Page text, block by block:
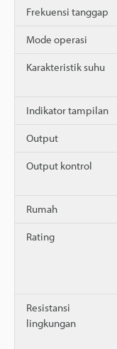
Frekuensi tanggap
Mode operasi
Karakteristik suhu
Indikator tampilan
Output
Output kontrol
Rumah
Rating
Resistansi
lingkungan